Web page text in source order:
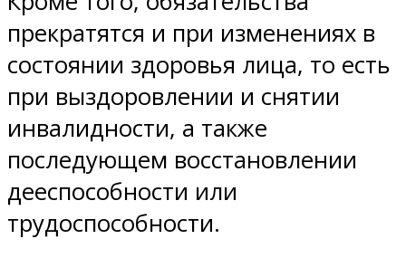
прекратятся и при изменениях в
состоянии здоровья лица, то есть
при выздоровлении и снятии
инвалидности, а также
последующем восстановлении
дееспособности или
трудоспособности.